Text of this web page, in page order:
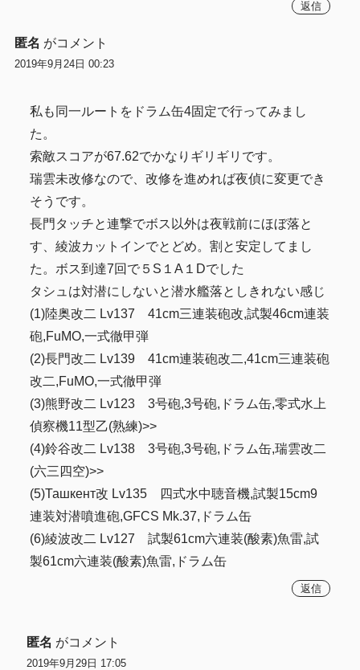
返信
匿名 がコメント
2019年9月24日 00:23
私も同一ルートをドラム缶4固定で行ってみまし
た。
索敵スコアが67.62でかなりギリギリです。
瑞雲未改修なので、改修を進めれば夜偵に変更でき
そうです。
長門タッチと連撃でボス以外は夜戦前にほぼ落と
す、綾波カットインでとどめ。割と安定してまし
た。ボス到達7回で５S１A１Dでした
タシュは対潜にしないと潜水艦落としきれない感じ
(1)陸奥改二 Lv137 41cm三連装砲改,試製46cm連装
砲,FuMO,一式徹甲弾
(2)長門改二 Lv139 41cm連装砲改二,41cm三連装砲
改二,FuMO,一式徹甲弾
(3)熊野改二 Lv123 3号砲,3号砲,ドラム缶,零式水上
偵察機11型乙(熟練)>>
(4)鈴谷改二 Lv138 3号砲,3号砲,ドラム缶,瑞雲改二
(六三四空)>>
(5)Ташкент改 Lv135 四式水中聴音機,試製15cm9
連装対潜噴進砲,GFCS Mk.37,ドラム缶
(6)綾波改二 Lv127 試製61cm六連装(酸素)魚雷,試
製61cm六連装(酸素)魚雷,ドラム缶
返信
匿名 がコメント
2019年9月29日 17:05